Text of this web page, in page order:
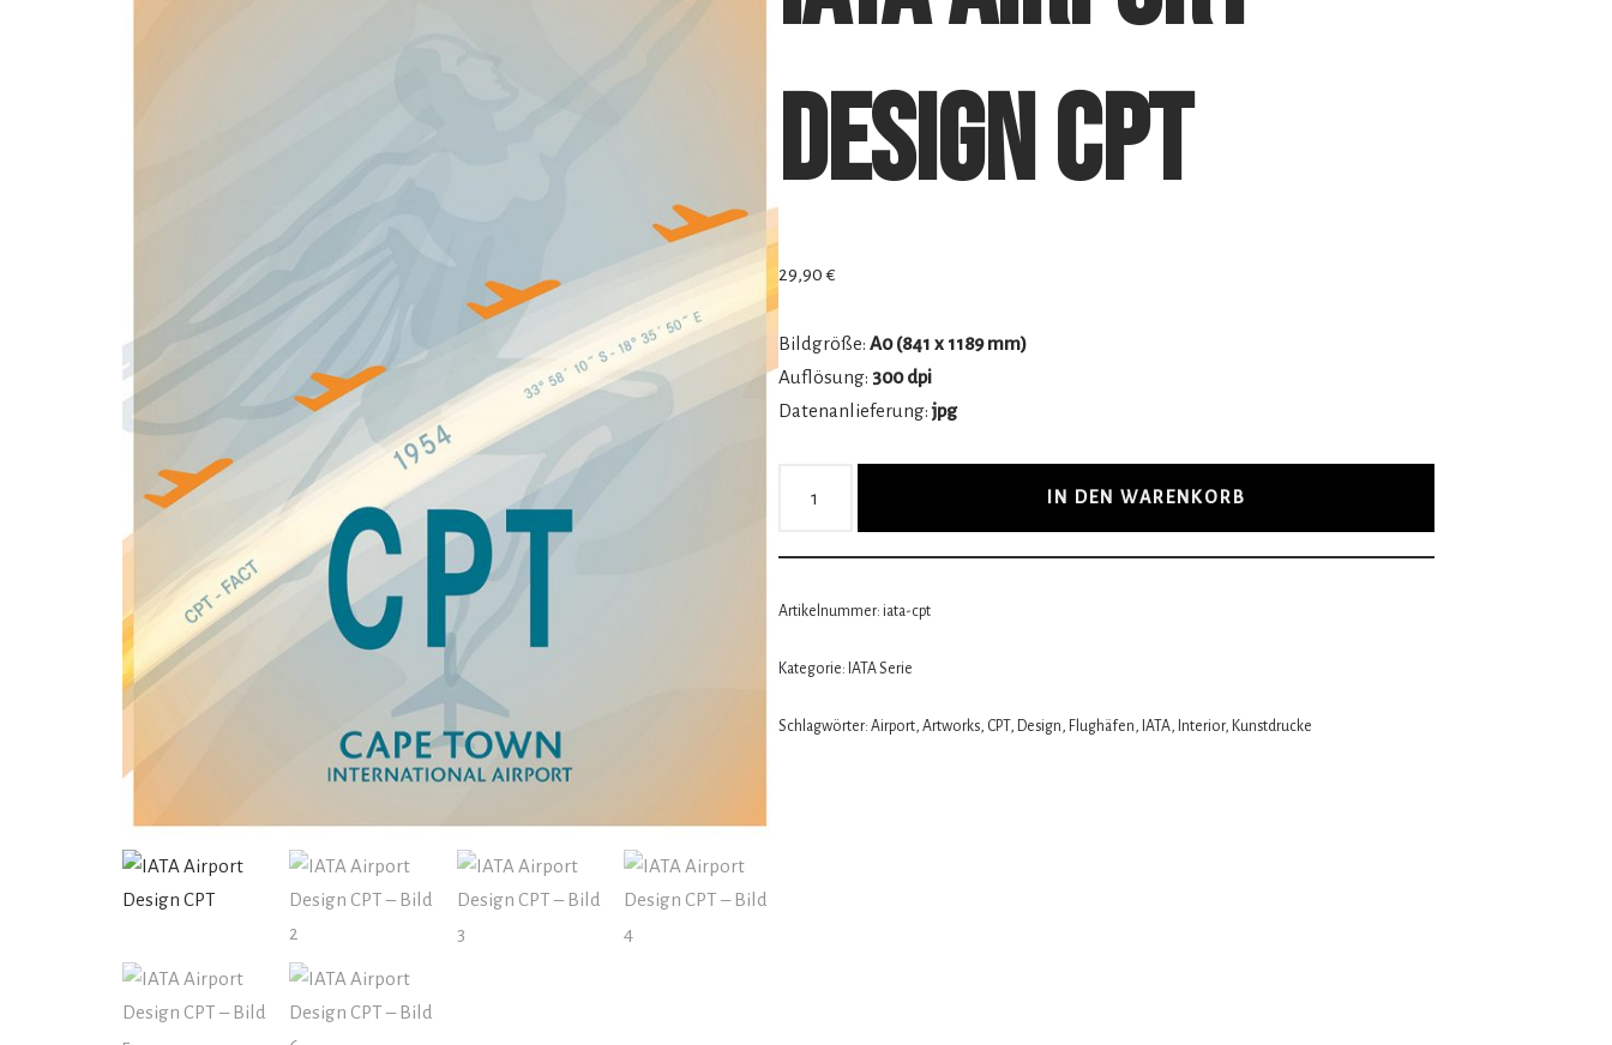
Design CPT
29,90€
Bildgröße:A0 (841 x 1189 mm)
Auflösung: 300 dpi
Datenanlieferung:jpg
IN DEN WARENKORB
Artikelnummer: iata-cpt
Kategorie: IATA Serie
Schlagwörter:Airport,Artworks, CPT , Design, Flughäfen, IATA, Interior, Kunstdrucke